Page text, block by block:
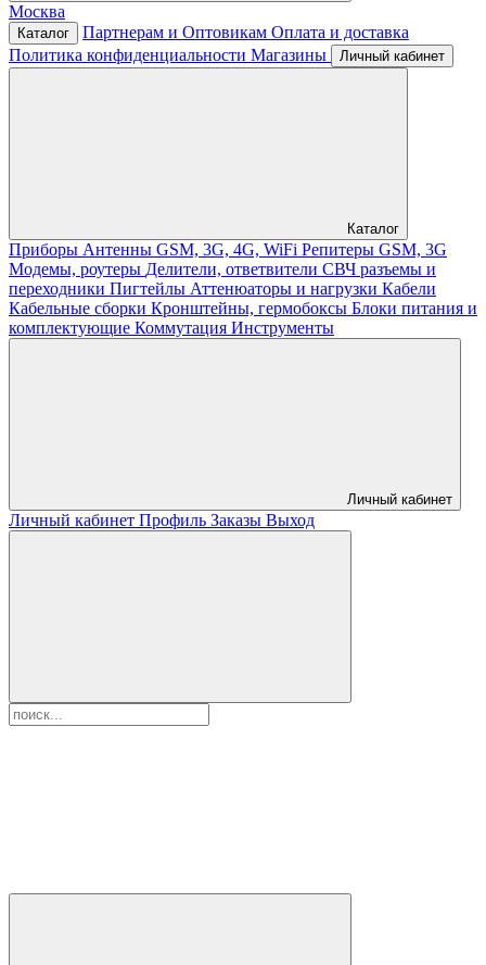
Москва
Каталог Партнерам и Оптовикам Оплата и доставка
Политика конфиденциальности Магазины Личный кабинет
Каталог
Приборы Антенны GSM, 3G, 4G, WiFi Репитеры GSM, 3G
Модемы, роутеры Делители, ответвители СВЧ разъемы и
переходники Пигтейлы Аттенюаторы и нагрузки Кабели
Кабельные сборки Кронштейны, гермобоксы Блоки питания и
комплектующие Коммутация Инструменты
Личный кабинет
Личный кабинет Профиль Заказы Выход